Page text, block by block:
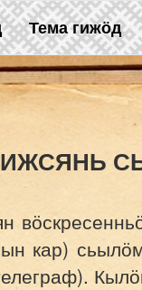
Тема гижӧд
кар)